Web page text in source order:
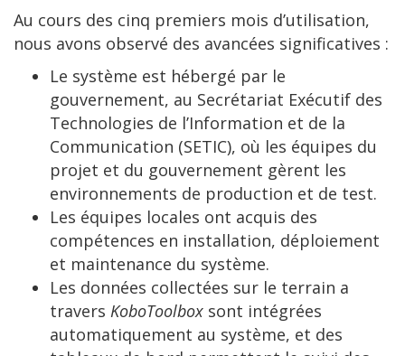
Au cours des cinq premiers mois d’utilisation,
nous avons observé des avancées significatives :
Le système est hébergé par le
gouvernement, au Secrétariat Exécutif des
Technologies de l’Information et de la
Communication (SETIC), où les équipes du
projet et du gouvernement gèrent les
environnements de production et de test.
Les équipes locales ont acquis des
compétences en installation, déploiement
et maintenance du système.
Les données collectées sur le terrain a
travers KoboToolbox sont intégrées
automatiquement au système, et des